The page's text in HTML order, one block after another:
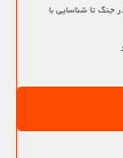
تا شناسایی با